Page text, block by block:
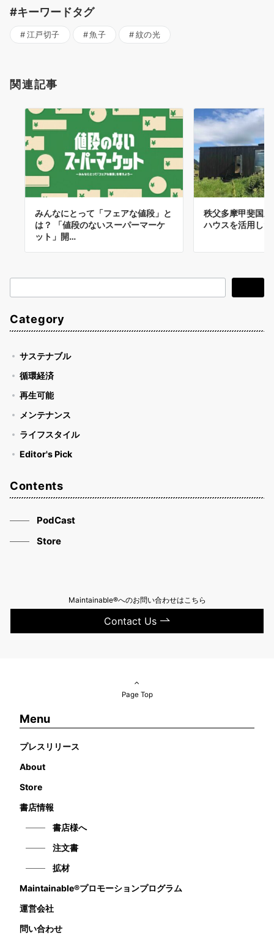
#キーワードタグ
江戸切子 魚子 紋の光
関連記事
みんなにとって「フェアな値段」と
は？ 「値段のないスーパーマーケ
ット」開…
秩父多摩甲斐国
ハウスを活用し
索
Category
サステナブル
循環経済
再生可能
メンテナンス
ライフスタイル
Editor's Pick
Contents
PodCast
Store
Maintainable®へのお問い合わせはこちら
Contact Us
Page Top
Menu
プレスリリース
About
Store
書店情報
書店様へ
注文書
拡材
Maintainable®プロモーションプログラム
運営会社
問い合わせ